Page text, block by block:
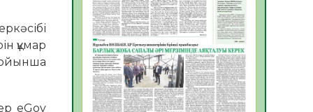
құмар
eGov
Инфекциялық ауруларға
қарсы иммундау
жұмыстарының тиімділігі
06.08.2026
35
Көкжөтел ауруы туралы